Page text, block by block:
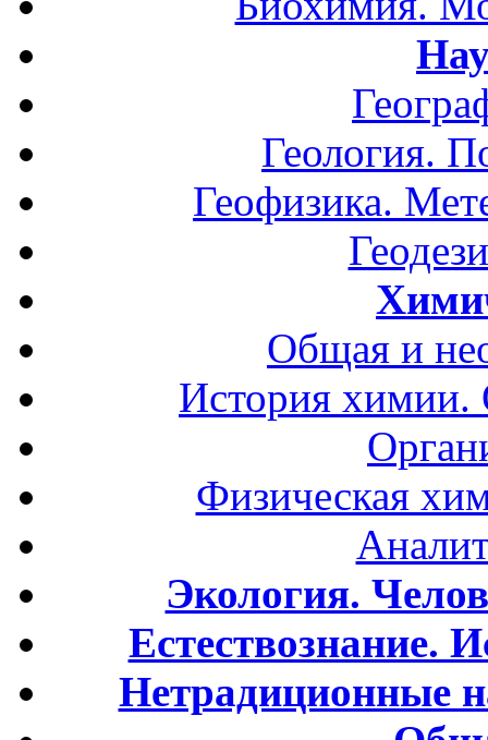
Геология.
Геофизика.
Общая и
История
Физическая
Экология.
Естествознание.
Нетрадиционные